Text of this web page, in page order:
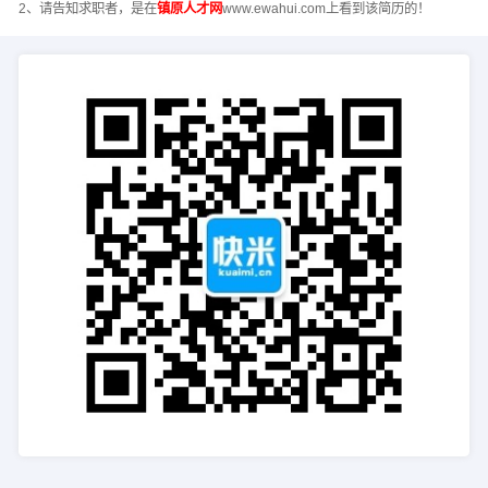
2、请告知求职者，是在镇原人才网www.ewahui.com上看到该简历的！